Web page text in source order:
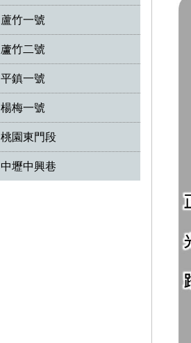
蘆竹一號
蘆竹二號
平鎮一號
楊梅一號
桃園東門段
中壢中興巷